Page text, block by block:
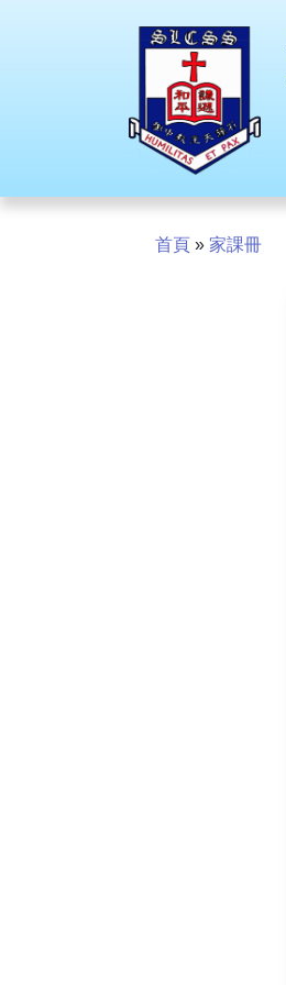
首頁 » 家課冊